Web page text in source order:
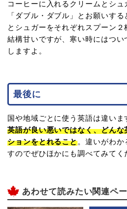
コーヒーに入れるクリームとシュ
「ダブル・ダブル」とお願いす
とシュガーをそれぞれスプーン２
結構甘いですが、寒い時にはつい
しますよ。
最後に
国や地域ごとに使う英語は違いま
英語が良い悪いではなく、どん
ションをとれること。違いがわか
すのでぜひほかにも調べてみてく
あわせて読みたい関連ペ